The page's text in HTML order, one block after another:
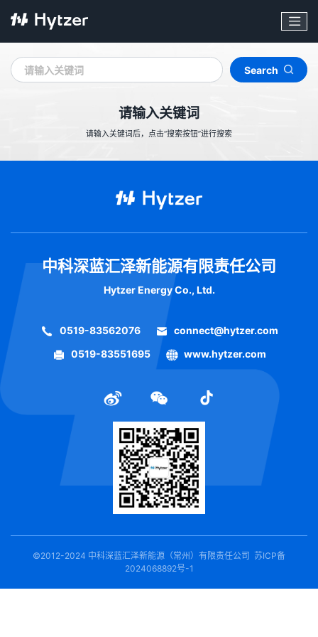
关键词
Search
请输入关键词
请输入关键词后，点击“搜索按钮”进行搜索
中科深蓝汇泽新能源有限责任公司
Hytzer Energy Co., Ltd.
0519-83562076
connect@hytzer.com
0519-83551695
www.hytzer.com
©2012-2024 中科深蓝汇泽新能源（常州）有限责任公司 苏ICP备
2024068892号-1